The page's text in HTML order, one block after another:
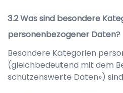
Was sind besondere
personenbezogener Daten?
Besondere Kategorien
(gleichbedeutend mit dem
schützenswerte Daten»)